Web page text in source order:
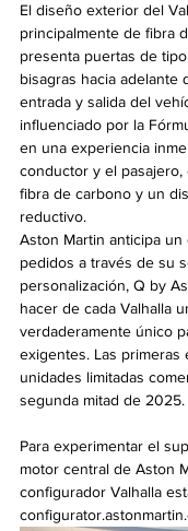
El diseño exterior del
principalmente de fibra
presenta puertas de
bisagras hacia adelante
entrada y salida del
influenciado por la
en una experiencia
conductor y el
fibra de carbono y un
reductivo.
Aston Martin anticipa
pedidos a través de su
personalización, Q by
hacer de cada Valhalla
verdaderamente único
exigentes. Las primeras
unidades limitadas
segunda mitad de 2025.
Para experimentar el
motor central de Aston
configurador Valhalla